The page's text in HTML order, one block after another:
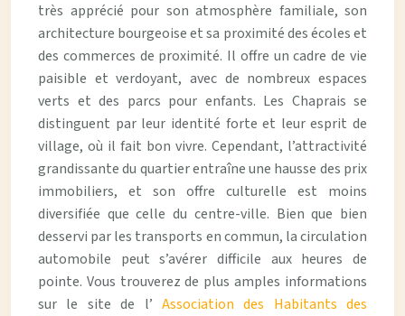
très apprécié pour son atmosphère familiale, son
architecture bourgeoise et sa proximité des écoles et
des commerces de proximité. Il offre un cadre de vie
paisible et verdoyant, avec de nombreux espaces
verts et des parcs pour enfants. Les Chaprais se
distinguent par leur identité forte et leur esprit de
village, où il fait bon vivre. Cependant, l’attractivité
grandissante du quartier entraîne une hausse des prix
immobiliers, et son offre culturelle est moins
diversifiée que celle du centre-ville. Bien que bien
desservi par les transports en commun, la circulation
automobile peut s’avérer difficile aux heures de
pointe. Vous trouverez de plus amples informations
sur le site de l’ Association des Habitants des